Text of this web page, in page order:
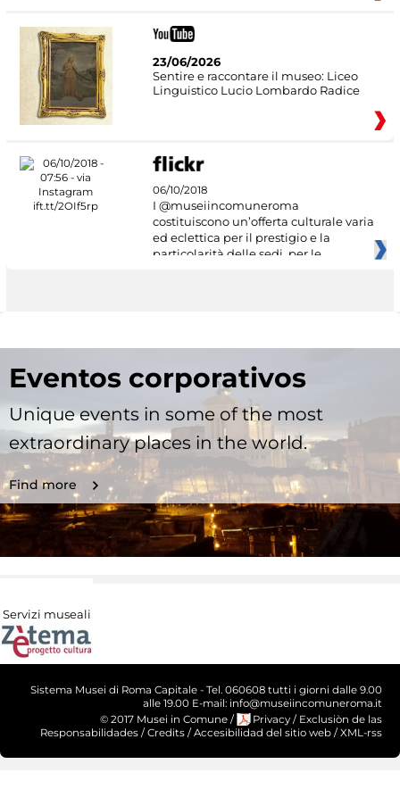
23/06/2026
Sentire e raccontare il museo: Liceo
Linguistico Lucio Lombardo Radice
06/10/2018
I @museiincomuneroma
costituiscono un’offerta culturale varia
ed eclettica per il prestigio e la
particolarità delle sedi, per le
Eventos corporativos
Unique events in some of the most
extraordinary places in the world.
Find more
Servizi museali
Sistema Musei di Roma Capitale - Tel. 060608 tutti i giorni dalle 9.00
alle 19.00 E-mail: info@museiincomuneroma.it
© 2017 Musei in Comune / Privacy / Exclusiòn de las
Responsabilidades / Credits / Accesibilidad del sitio web / XML-rss